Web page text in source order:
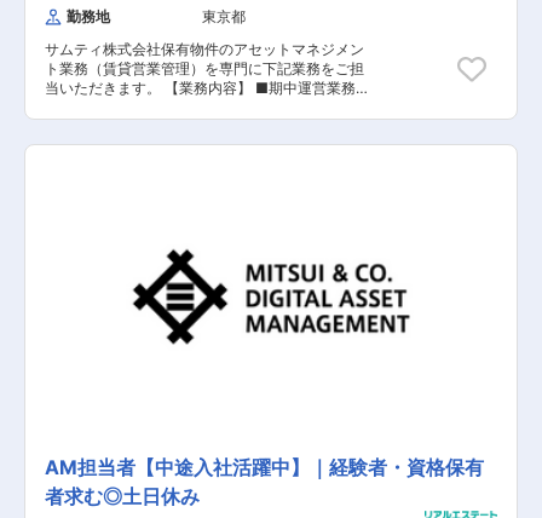
勤務地
東京都
サムティ株式会社保有物件のアセットマネジメン
ト業務（賃貸営業管理）を専門に下記業務をご担
当いただきます。 【業務内容】 ■期中運営業務■
及び売却時の売買付随業務■会計・決算関連業務
AM担当者【中途入社活躍中】｜経験者・資格保有
者求む◎土日休み